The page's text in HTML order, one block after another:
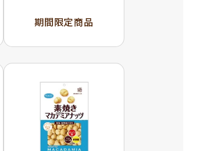
期間限定商品